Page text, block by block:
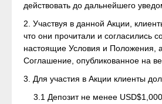
действовать до дальнейшего
2. Участвуя в данной Акции,
что они прочитали и согласились
настоящие Условия и Положения,
Соглашение, опубликованное на
3. Для участия в Акции клиенты
3.1 Депозит не менее